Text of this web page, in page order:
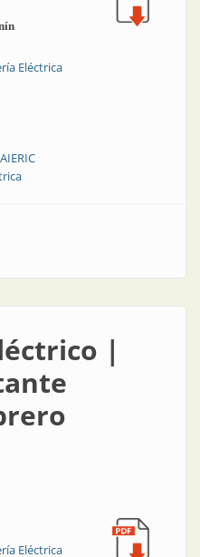
Eléctrica
| Junín y sus acciones por la
|
Eléctrica